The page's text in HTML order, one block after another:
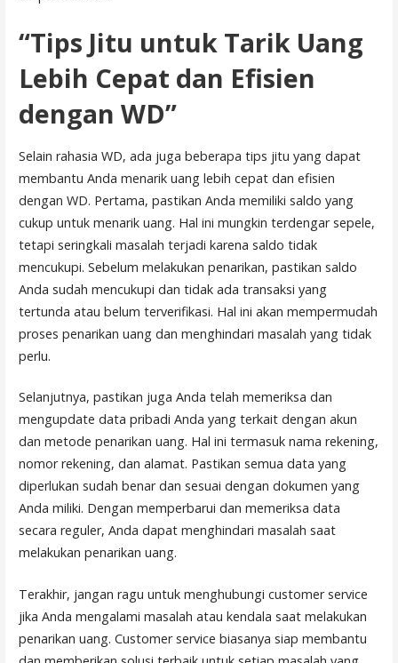
“Tips Jitu untuk Tarik Uang
Lebih Cepat dan Efisien
dengan WD”
Selain rahasia WD, ada juga beberapa tips jitu yang dapat
membantu Anda menarik uang lebih cepat dan efisien
dengan WD. Pertama, pastikan Anda memiliki saldo yang
cukup untuk menarik uang. Hal ini mungkin terdengar sepele,
tetapi seringkali masalah terjadi karena saldo tidak
mencukupi. Sebelum melakukan penarikan, pastikan saldo
Anda sudah mencukupi dan tidak ada transaksi yang
tertunda atau belum terverifikasi. Hal ini akan mempermudah
proses penarikan uang dan menghindari masalah yang tidak
perlu.
Selanjutnya, pastikan juga Anda telah memeriksa dan
mengupdate data pribadi Anda yang terkait dengan akun
dan metode penarikan uang. Hal ini termasuk nama rekening,
nomor rekening, dan alamat. Pastikan semua data yang
diperlukan sudah benar dan sesuai dengan dokumen yang
Anda miliki. Dengan memperbarui dan memeriksa data
secara reguler, Anda dapat menghindari masalah saat
melakukan penarikan uang.
Terakhir, jangan ragu untuk menghubungi customer service
jika Anda mengalami masalah atau kendala saat melakukan
penarikan uang. Customer service biasanya siap membantu